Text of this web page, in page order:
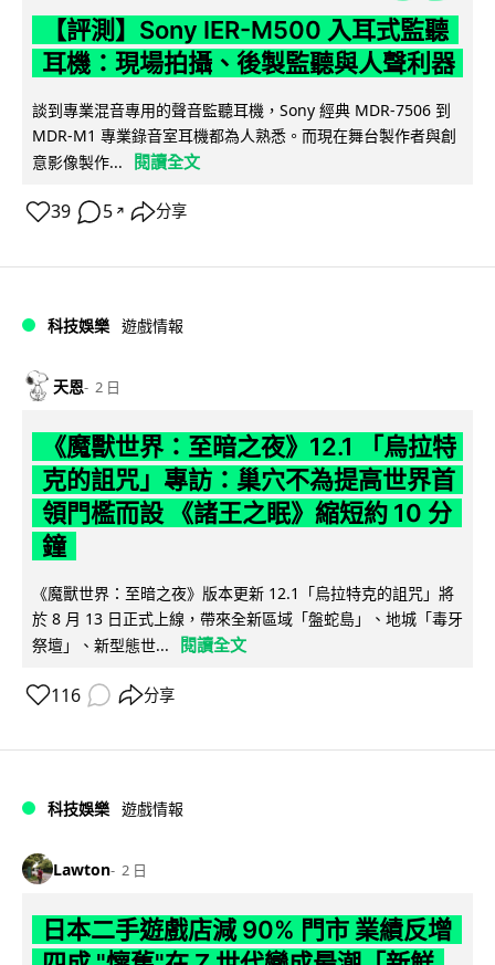
【評測】Sony IER-M500 入耳式監聽
耳機：現場拍攝、後製監聽與人聲利器
談到專業混音專用的聲音監聽耳機，Sony 經典 MDR-7506 到
MDR-M1 專業錄音室耳機都為人熟悉。而現在舞台製作者與創
意影像製作...
閱讀全文
39 5 ↗ 分享
科技娛樂 遊戲情報
天恩 2 日
《魔獸世界：至暗之夜》12.1 「烏拉特
克的詛咒」專訪：巢穴不為提高世界首
領門檻而設 《諸王之眠》縮短約 10 分
鐘
《魔獸世界：至暗之夜》版本更新 12.1「烏拉特克的詛咒」將
於 8 月 13 日正式上線，帶來全新區域「盤蛇島」、地城「毒牙
祭壇」、新型態世...
閱讀全文
116 分享
科技娛樂 遊戲情報
Lawton 2 日
日本二手遊戲店減 90% 門市 業績反增